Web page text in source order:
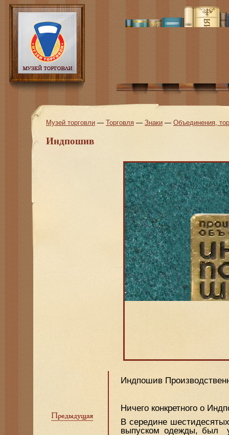
Музей торговли — Торговля — Знаки — Объединения,
Индпошив
Индпошив
Ничего конкретного о
В середине
выпуском одежды, был